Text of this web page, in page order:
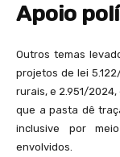
Apoio
Outros temas
projetos de lei
rurais, e 2.951/
que a pasta dê
inclusive por
envolvidos.